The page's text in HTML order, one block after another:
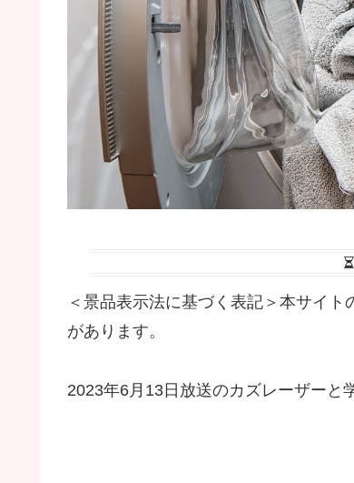
＜景品表示法に基づく表記＞本サイ
があります。
2023年6月13日放送のカズレーザーと